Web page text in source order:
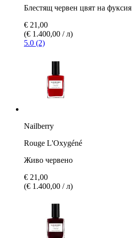
Блестящ червен цвят на фуксия
€ 21,00
(€ 1.400,00 / л)
5.0 (2)
Nailberry
Rouge L'Oxygéné
Живо червено
€ 21,00
(€ 1.400,00 / л)